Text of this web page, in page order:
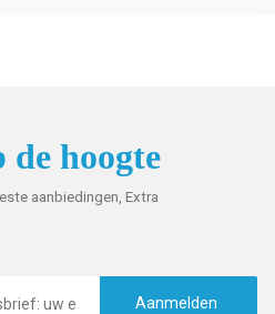
hoogte
aanbiedingen, Extra
Aanmelden